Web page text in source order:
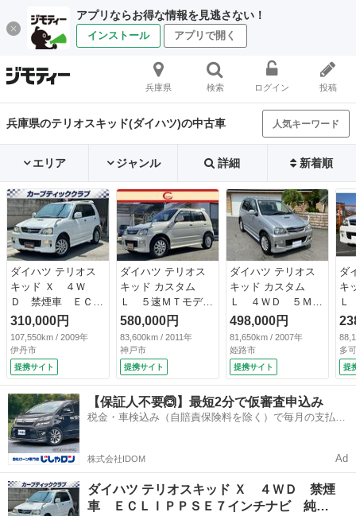
アプリならお得な情報を見逃さない！
インストール アプリで開く
兵庫県 検索 ログイン 投稿
兵庫県のテリオスキッド(ダイハツ)の中古車 人気キーワード
エリア ジャンル 詳細 新着順
ダイハツ テリオス
キッド Ｘ ４Ｗ
Ｄ 禁煙車 ＥＣＬ
ＩＰＰＳＥ７インチ
ナビ 純正アルミホ
イール フルセグＴ
Ｖ サイドバイザ
ー ＥＴＣ 運転
席・助手席エアバッ
ク ＡＢＳ ター
ボ スペアキー
（車検整備付）
310,000円
107,550km / 2009年
伊丹市
提携サイト
ダイハツ テリオス
キッド カスタム
Ｌ ５速ＭＴモデ
ル ４ＷＤ 純正ナ
ビ ＥＴＣ キーレ
ス フォグ 電格ミ
ラー ヘッドライト
レベライザー リア
スポイラー 背面タ
イヤ アームレス
ト サイドバイザー
580,000円
83,600km / 2011年
神戸市
提携サイト
ダイハツ テリオス
キッド カスタム
Ｌ ４ＷＤ ５Ｍ
Ｔ ターボ 純正ア
ルミホイール 電動
格納ドアミラー リ
アスポイラー プラ
イバシーガラス キ
ーレスキー （検
10.1）
498,000円
81,650km / 2007年
姫路市
提携サイト
ダ
キ
Ｌ
ヤ
車
突
キ
付
多
提
【保証人不要🙆】最短2分で仮審査申込み
税金・車検込み（自賠責保険料を除く）で毎月の支払額
株式会社IDOM Ad
ダイハツ テリオスキッド Ｘ ４ＷＤ 禁煙
車 ＥＣＬＩＰＰＳＥ７インチナビ 純…